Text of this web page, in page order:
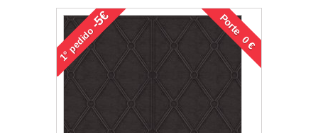
1°
pedido
-5€ Porte 0 €